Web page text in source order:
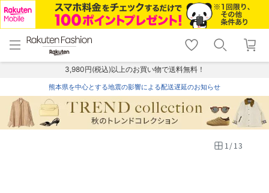
menu home
トップ
shopping_cart lock_outline
ログイン
3,980円(税込)以上のお買い物で送料無料！
熊本県を中心とする地震の影響による配送遅延のお知らせ
1/13